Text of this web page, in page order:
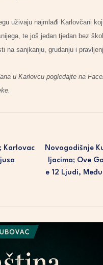
uživaju najmlađi Karlovčani
te još jedan tjedan bez
na sanjkanju, grudanju i
u Karlovcu pogledajte na
Karlovac
Novogodišnje
Ljacima; Ove
E 12 Ljudi,